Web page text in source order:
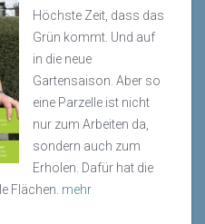
Höchste Zeit, dass das
Grün kommt. Und auf
in die neue
Gartensaison. Aber so
eine Parzelle ist nicht
nur zum Arbeiten da,
sondern auch zum
Erholen. Dafür hat die
Flächen. mehr